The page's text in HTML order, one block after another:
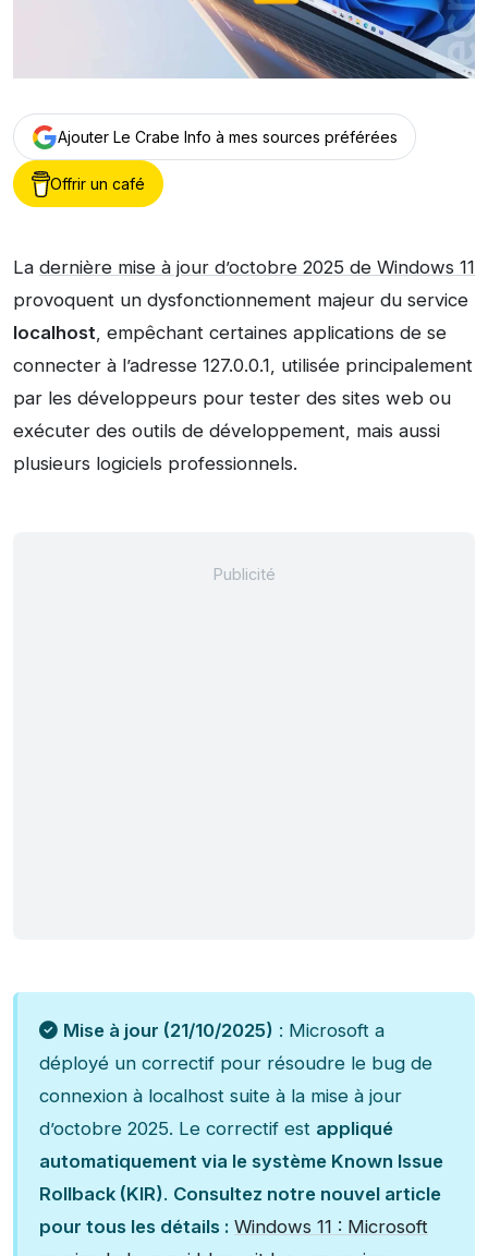
Ajouter Le Crabe Info à mes sources préférées
Offrir un café
La dernière mise à jour d’octobre 2025 de Windows 11
provoquent un dysfonctionnement majeur du service
localhost, empêchant certaines applications de se
connecter à l’adresse 127.0.0.1, utilisée principalement
par les développeurs pour tester des sites web ou
exécuter des outils de développement, mais aussi
plusieurs logiciels professionnels.
Mise à jour (21/10/2025) : Microsoft a
déployé un correctif pour résoudre le bug de
connexion à localhost suite à la mise à jour
d’octobre 2025. Le correctif est appliqué
automatiquement via le système Known Issue
Rollback (KIR). Consultez notre nouvel article
pour tous les détails : Windows 11 : Microsoft